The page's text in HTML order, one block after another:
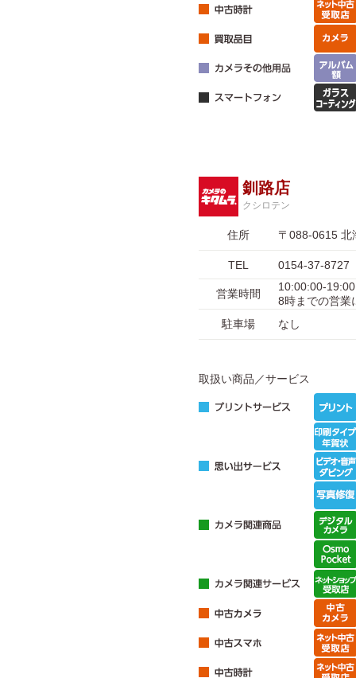
釧路店
クシロテン
住所 〒088-0615 北
TEL 0154-37-8727
営業時間
10:00:00-
8時までの営業
駐車場
なし
取扱い商品／サービス